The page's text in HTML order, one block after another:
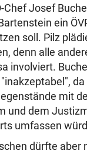
Chef Josef
ein
soll. Pilz
denn alle
involviert.
da
mit
und dem
umfassen
dürfte aber